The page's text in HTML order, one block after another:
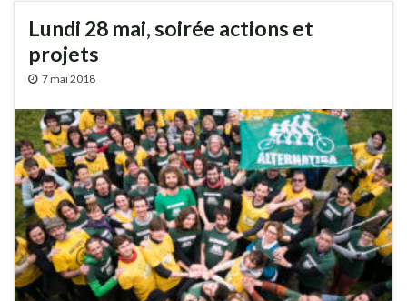
Lundi 28 mai, soirée actions et
projets
7 mai 2018